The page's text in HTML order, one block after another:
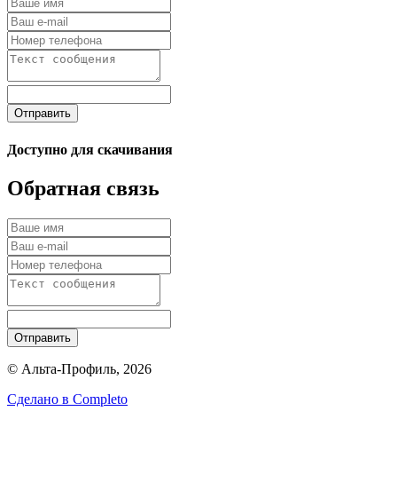
Отправить
Доступно для скачивания
Обратная связь
Отправить
© Альта-Профиль, 2026
Сделано в Completo